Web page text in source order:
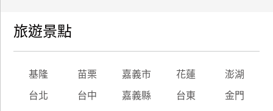
旅遊景點
基隆 苗栗 嘉義市 花蓮 澎湖
台北 台中 嘉義縣 台東 金門